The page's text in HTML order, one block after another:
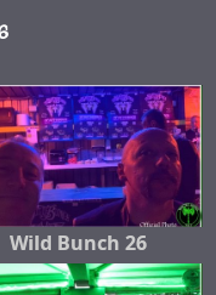
Wild Bunch 26